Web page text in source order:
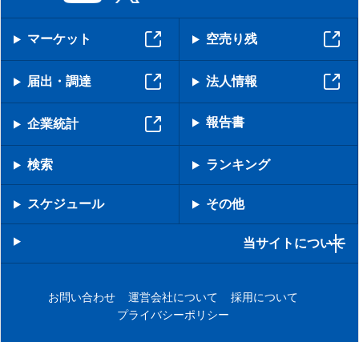
マーケット 空売り残
届出・調達 法人情報
企業統計 報告書
検索 ランキング
スケジュール その他
当サイトについて
お問い合わせ 運営会社について
採用について
プライバシーポリシー